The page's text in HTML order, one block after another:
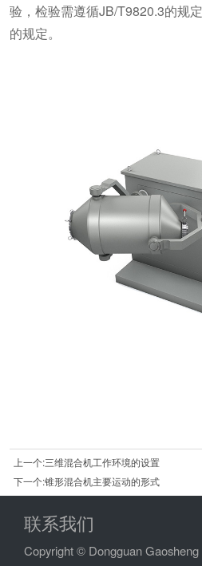
验，检验需遵循JB/T9820.3的规
的规定。
上一个:三维混合机工作环境的设置
下一个:锥形混合机主要运动的形式
联系我们
Copyright © Dongguan